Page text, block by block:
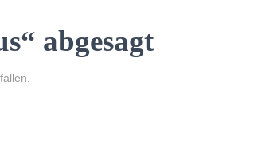
abgesagt